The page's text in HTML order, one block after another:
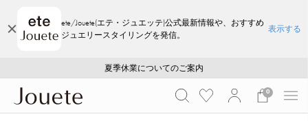
ete/Jouete(エテ・ジュエッテ)公式最新情報や、おすすめ
ジュエリースタイリングを発信。
表示する
採用のご案内
ご注文いただいたお品物のお届け状況について
夏季休業についてのご案内
WEB LIMITED ITEMS >>
採用のご案内
ご注文いただいたお品物のお届け状況について
0